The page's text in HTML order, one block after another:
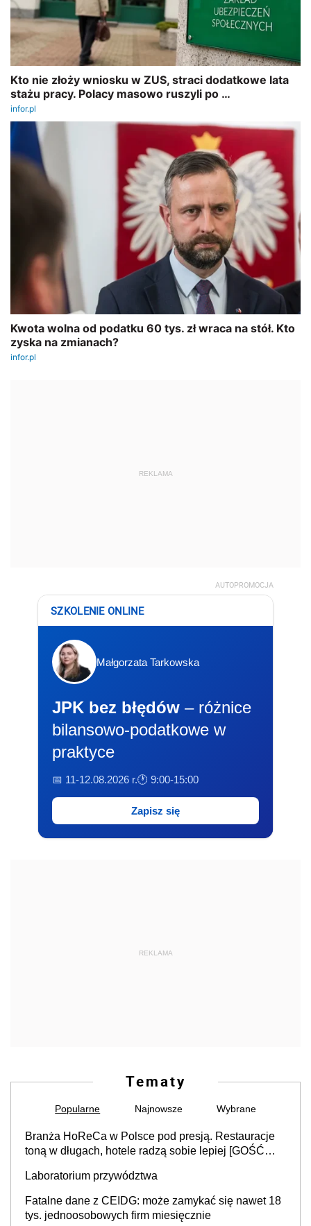
REKLAMA
AUTOPROMOCJA
SZKOLENIE ONLINE
Małgorzata Tarkowska
JPK bez błędów – różnice
bilansowo-podatkowe w
praktyce
📅 11-12.08.2026 r.🕐 9:00-15:00
Zapisz się
REKLAMA
Tematy
Popularne Najnowsze Wybrane
Branża HoReCa w Polsce pod presją. Restauracje
toną w długach, hotele radzą sobie lepiej [GOŚĆ
Laboratorium przywództwa
Fatalne dane z CEIDG: może zamykać się nawet 18
tys. jednoosobowych firm miesięcznie